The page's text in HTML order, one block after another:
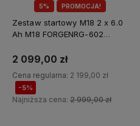
5% PROMOCJA!
Zestaw startowy M18 2 x 6.0
Ah M18 FORGENRG-602
2 099,00 zł
Cena regularna: 2 199,00 zł
-5%
Najniższa cena: 2 999,00 zł